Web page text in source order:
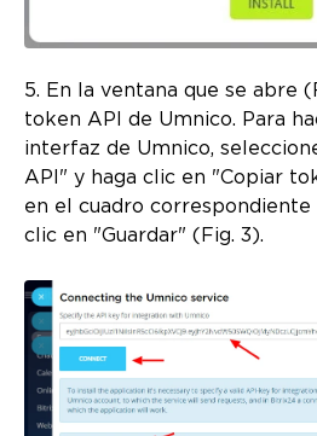
5. En la ventana que se abre
token API de Umnico. Para
interfaz de Umnico,
API" y haga clic en "Copiar
en el cuadro
clic en "Guardar" (Fig. 3).